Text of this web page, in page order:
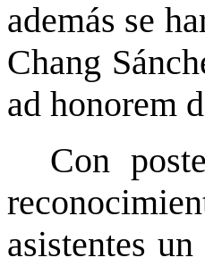
además se
Chang
ad honorem
Con
asistentes